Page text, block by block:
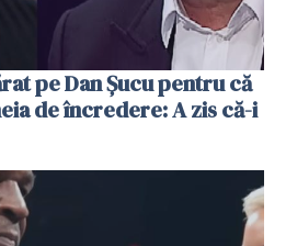
pe Dan Șucu pentru că
de încredere: A zis că-i